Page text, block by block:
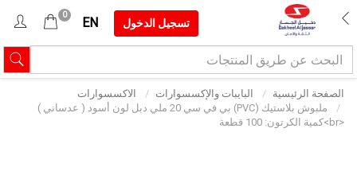
تسجيل الدخول EN
0
الصفحة الرئيسية البايبات والإكسسوارات
الاكسسوارات
ملبوش بلاستيك (PVC) بي في سي 20 ملي دبل لون أسود ( عدساني )
<br>كمية الكرتون: 100 قطعة